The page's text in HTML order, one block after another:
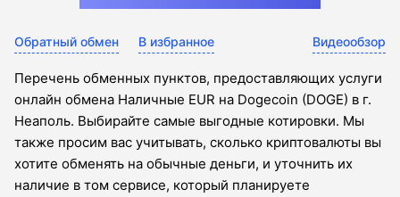
Обратный обмен В избранное Видеообзор
Перечень обменных пунктов, предоставляющих услуги
онлайн обмена Наличные EUR на Dogecoin (DOGE) в г.
Неаполь. Выбирайте самые выгодные котировки. Мы
также просим вас учитывать, сколько криптовалюты вы
хотите обменять на обычные деньги, и уточнить их
наличие в том сервисе, который планируете